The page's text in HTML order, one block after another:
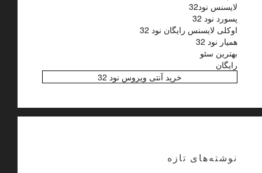
لایسنس نود32
پسورد نود 32
اوکلی لایسنس رایگان نود 32
همیار نود 32
بهترین سئو
رایگان
خرید آنتی ویروس نود 32
نوشته‌های تازه